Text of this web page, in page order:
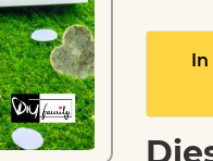
In